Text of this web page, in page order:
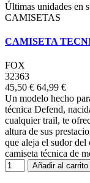
Últimas unidades en
CAMISETAS
CAMISETA
FOX
32363
45,50 € 64,99 €
Un modelo hecho
técnica Defend,
cualquier trail, te
altura de sus
que aleja el sudor del
camiseta técnica de
Añadir al carrito